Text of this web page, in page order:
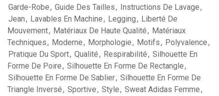
Garde-Robe, Guide Des Tailles, Instructions De Lavage,
Jean, Lavables En Machine, Legging, Liberté De
Mouvement, Matériaux De Haute Qualité, Matériaux
Techniques, Moderne, Morphologie, Motifs, Polyvalence,
Pratique Du Sport, Qualité, Respirabilité, Silhouette En
Forme De Poire, Silhouette En Forme De Rectangle,
Silhouette En Forme De Sablier, Silhouette En Forme De
Triangle Inversé, Sportive, Style, Sweat Adidas Femme,